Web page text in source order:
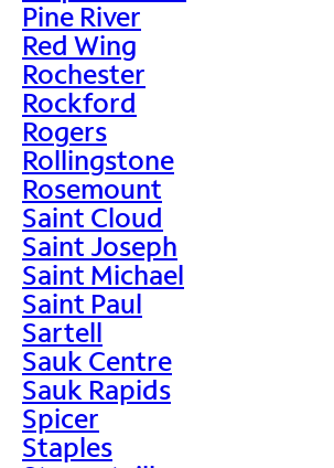
Pine River
Red Wing
Rochester
Rockford
Rogers
Rollingstone
Rosemount
Saint Cloud
Saint Joseph
Saint Michael
Saint Paul
Sartell
Sauk Centre
Sauk Rapids
Spicer
Staples